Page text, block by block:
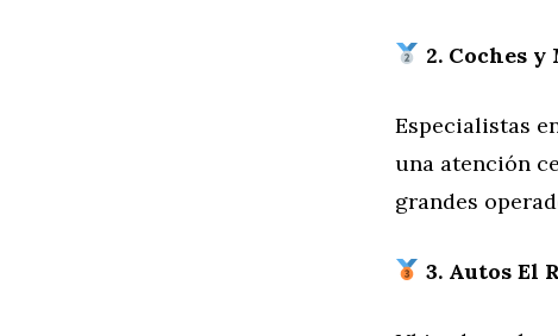
2. Coches y
Especialistas
una atención
grandes
3. Autos El